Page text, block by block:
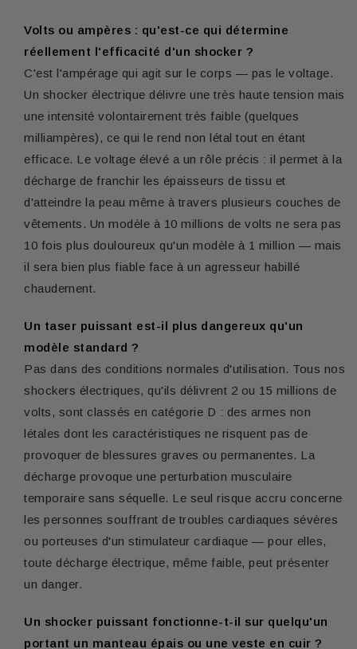
Volts ou ampères : qu'est-ce qui détermine
réellement l'efficacité d'un shocker ?
C'est l'ampérage qui agit sur le corps — pas le voltage.
Un shocker électrique délivre une très haute tension mais
une intensité volontairement très faible (quelques
milliampères), ce qui le rend non létal tout en étant
efficace. Le voltage élevé a un rôle précis : il permet à la
décharge de franchir les épaisseurs de tissu et
d'atteindre la peau même à travers plusieurs couches de
vêtements. Un modèle à 10 millions de volts ne sera pas
10 fois plus douloureux qu'un modèle à 1 million — mais
il sera bien plus fiable face à un agresseur habillé
chaudement.
Un taser puissant est-il plus dangereux qu'un
modèle standard ?
Pas dans des conditions normales d'utilisation. Tous nos
shockers électriques, qu'ils délivrent 2 ou 15 millions de
volts, sont classés en catégorie D : des armes non
létales dont les caractéristiques ne risquent pas de
provoquer de blessures graves ou permanentes. La
décharge provoque une perturbation musculaire
temporaire sans séquelle. Le seul risque accru concerne
les personnes souffrant de troubles cardiaques sévères
ou porteuses d'un stimulateur cardiaque — pour elles,
toute décharge électrique, même faible, peut présenter
un danger.
Un shocker puissant fonctionne-t-il sur quelqu'un
portant un manteau épais ou une veste en cuir ?